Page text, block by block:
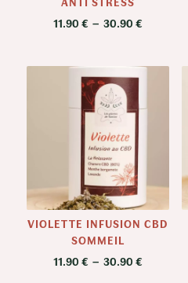
11.90€ – 30.90€Plage
11.90 €
VIOLETTE INFUSION CBD
SOMMEIL
11.90€ – 30.90€Plage